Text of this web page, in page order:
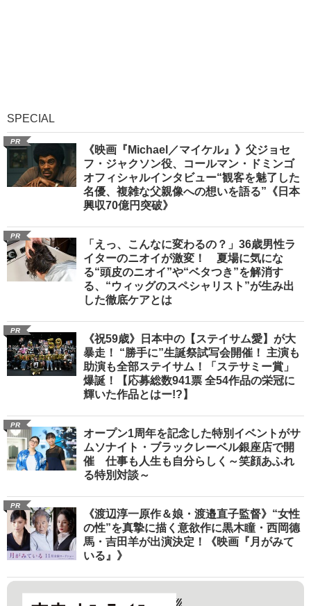
SPECIAL
PR
《映画『Michael／マイケル』》父ジョセ
フ・ジャクソン役、コールマン・ドミンゴ
オフィシャルインタビュー“観客を魅了した
名優、複雑な父親像への想いを語る”《日本
興収70億円突破》
PR
「えっ、こんなに変わるの？」36歳男性ラ
イターのニオイが激変！ 夏場に気にな
る“頭皮のニオイ”や“ベタつき”を解消す
る、“ウィッグのスペシャリスト”が生み出
した徹底ケアとは
PR
《祝59歳》日本中の【ステイサム愛】が大
暴走！ “勝手に”生誕祭試写会開催！ 主演も
助演も全部ステイサム！「ステサミー賞」
爆誕！【応募総数941票 全54作品の栄冠に
輝いた作品とはー!?】
PR
オープン1周年を記念した特別イベントがサ
ムソナイト・ブラックレーベル銀座店で開
催 仕事も人生も自分らしく～笑顔あふれ
る特別対談～
PR
《渡辺淳一原作＆娘・渡邉直子監督》“女性
の性”を真摯に描く意欲作に黒木瞳・西岡德
馬・吉田羊が出演決定！《映画『月がみて
いる』》